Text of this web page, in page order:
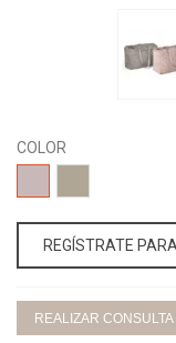
COLOR
CLAVELVISON
REGÍSTRATE
REALIZAR CONSULTA